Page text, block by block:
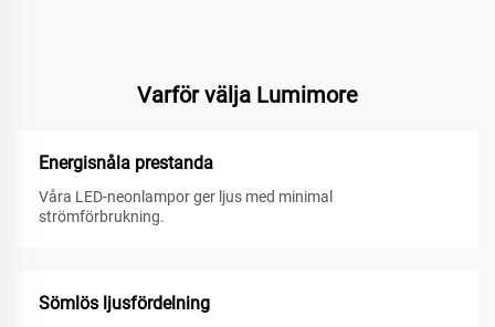
Varför välja Lumimore
Energisnåla prestanda
Våra LED-neonlampor ger ljus med minimal
strömförbrukning.
Sömlös ljusfördelning